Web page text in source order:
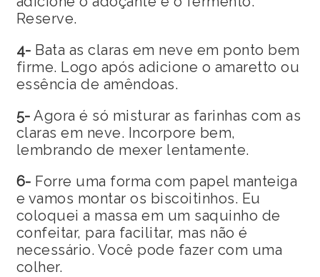
Reserve.
4- Bata as claras em neve em ponto bem
firme. Logo após adicione o amaretto ou
essência de amêndoas.
5- Agora é só misturar as farinhas com as
claras em neve. Incorpore bem,
lembrando de mexer lentamente.
6- Forre uma forma com papel manteiga
e vamos montar os biscoitinhos. Eu
coloquei a massa em um saquinho de
confeitar, para facilitar, mas não é
necessário. Você pode fazer com uma
colher.